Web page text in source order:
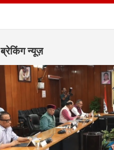
ब्रेकिंग न्यूज़